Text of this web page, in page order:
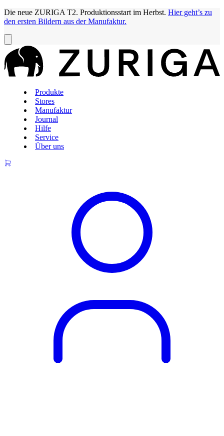
Die neue ZURIGA T2. Produktionsstart im Herbst. Hier geht’s zu
den ersten Bildern aus der Manufaktur.
Produkte
Stores
Manufaktur
Journal
Hilfe
Service
Über uns